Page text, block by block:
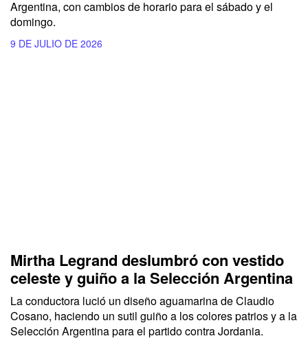
Argentina, con cambios de horario para el sábado y el
domingo.
9 DE JULIO DE 2026
Mirtha Legrand deslumbró con vestido
celeste y guiño a la Selección Argentina
La conductora lució un diseño aguamarina de Claudio
Cosano, haciendo un sutil guiño a los colores patrios y a la
Selección Argentina para el partido contra Jordania.